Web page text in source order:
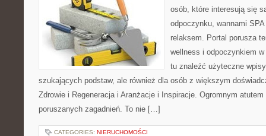
osób, które interesują się
odpoczynku, wannami
relaksem. Portal porusza
wellness i odpoczynkiem
tu znaleźć użyteczne
szukających podstaw, ale również dla osób z większym
Zdrowie i Regeneracja i Aranżacje i Inspiracje. Ogromnym
poruszanych zagadnień. To nie […]
CATEGORIES: NIERUCHOMOŚCI